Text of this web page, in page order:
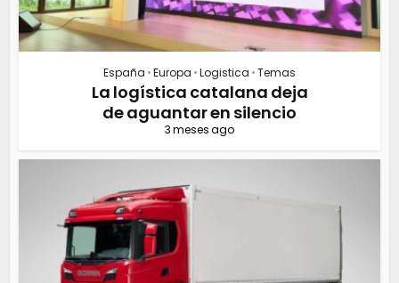
España •Europa •Logistica •Temas
La logística catalana deja
de aguantar en silencio
3 meses ago